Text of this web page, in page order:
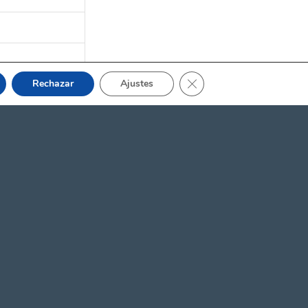
Rechazar Ajustes Cerrar el banner de